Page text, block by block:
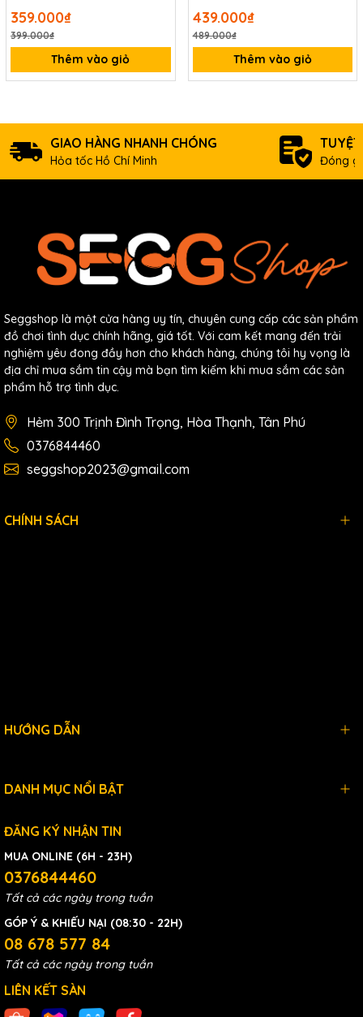
359.000₫
399.000₫
Thêm vào giỏ
439.000₫
489.000₫
Thêm vào giỏ
GIAO HÀNG NHANH CHÓNG
Hỏa tốc Hồ Chí Minh Đóng
Seggshop là một cửa hàng uy tín, chuyên cung cấp các sản phẩm
đồ chơi tình dục chính hãng, giá tốt. Với cam kết mang đến trải
nghiệm yêu đong đầy hơn cho khách hàng, chúng tôi hy vọng là
địa chỉ mua sắm tin cậy mà bạn tìm kiếm khi mua sắm các sản
phẩm hỗ trợ tình dục.
Hẻm 300 Trịnh Đình Trọng, Hòa Thạnh, Tân Phú
0376844460
seggshop2023@gmail.com
CHÍNH SÁCH
HƯỚNG DẪN
DANH MỤC NỔI BẬT
ĐĂNG KÝ NHẬN TIN
MUA ONLINE (6H - 23H)
0376844460
Tất cả các ngày trong tuần
GÓP Ý & KHIẾU NẠI (08:30 - 22H)
08 678 577 84
Tất cả các ngày trong tuần
LIÊN KẾT SÀN